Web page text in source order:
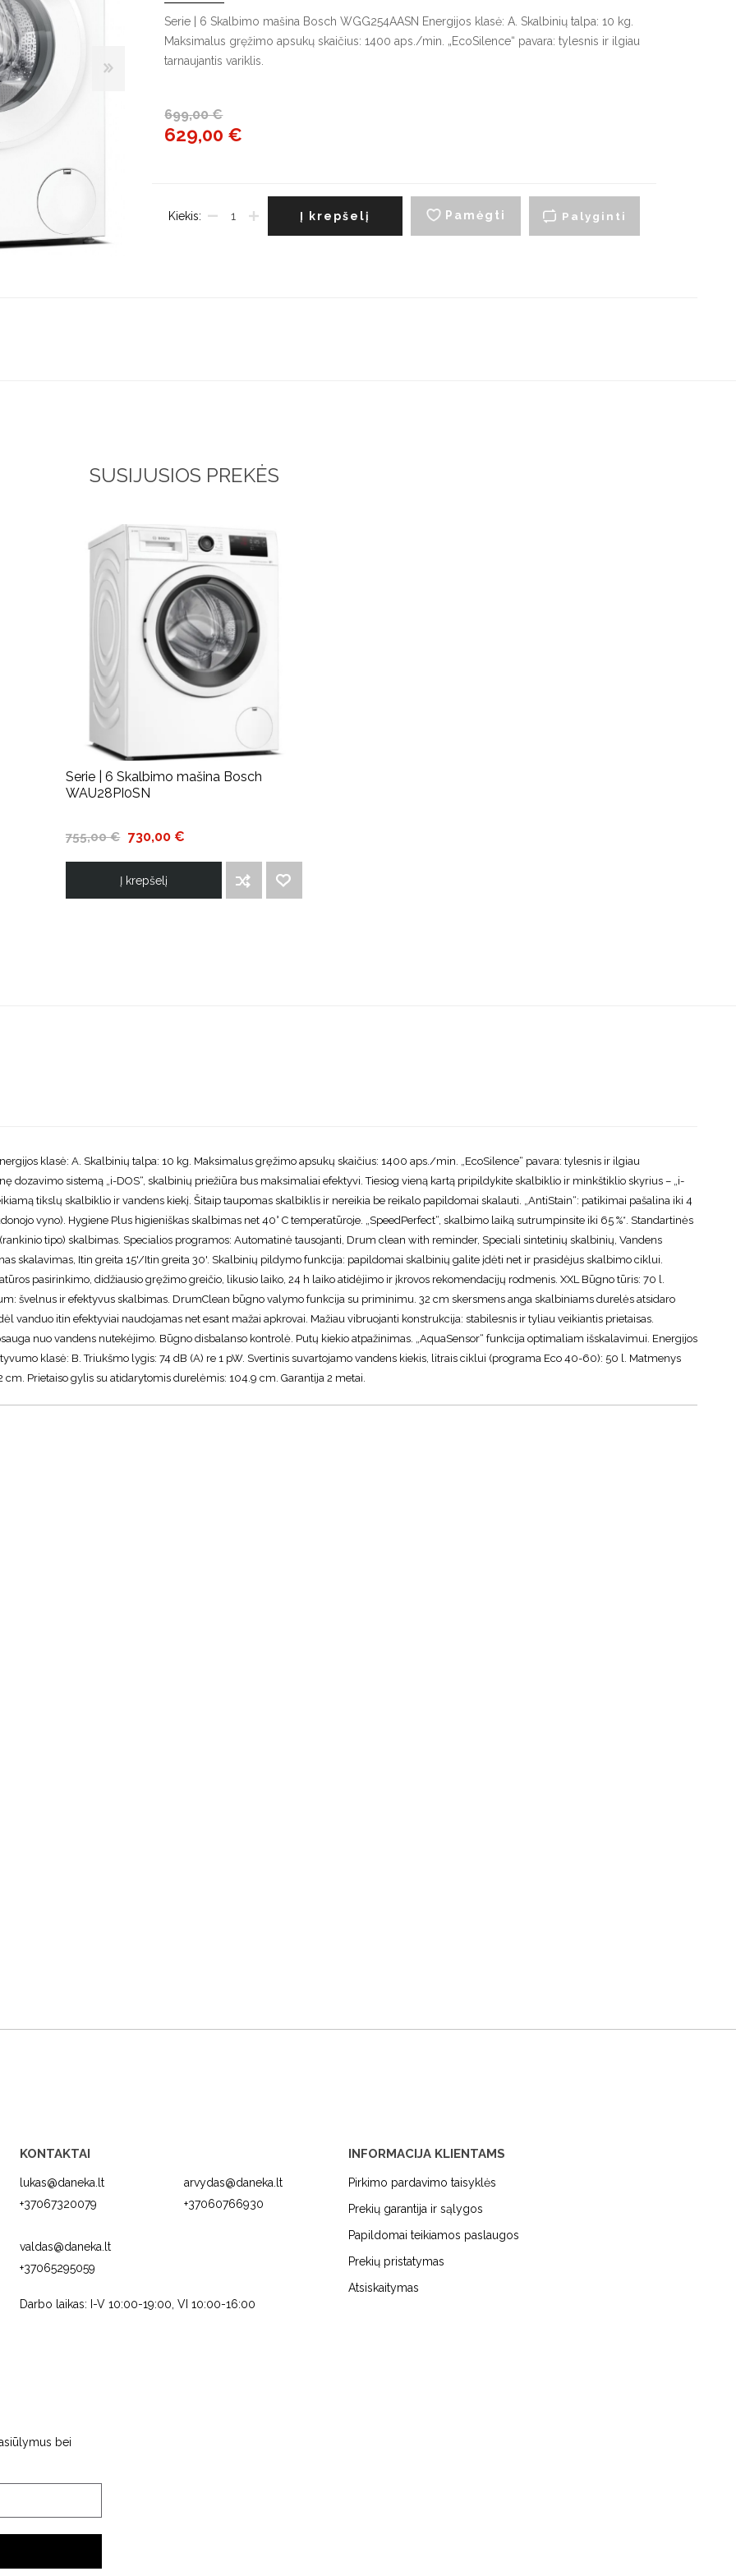
Indaplovės
Įmontuojamos indaplovės
Džiovyklės
Maišytuvai Plautuvės
Serie | 6 Skalbimo mašina Bosch WGG254AASN Energijos klasė: A. Skalbinių talpa: 10 kg.
Maksimalus gręžimo apsukų skaičius: 1400 aps./min. „EcoSilence“ pavara: tylesnis ir ilgiau
tarnaujantis variklis.
699,00 €
629,00 €
Kiekis: Pamėgti
Į krepšelį Palyginti
SUSIJUSIOS PREKĖS
Serie | 6 Skalbimo mašina Bosch
WAU28PI0SN
755,00 € 730,00 €
Į krepšelį
klasė: A. Skalbinių talpa: 10 kg. Maksimalus gręžimo apsukų skaičius: 1400 aps./min. „EcoSilence“ pavara: tylesnis ir ilgiau
dozavimo sistemą „i-DOS“, skalbinių priežiūra bus maksimaliai efektyvi. Tiesiog vieną kartą pripildykite skalbiklio ir minkštiklio skyrius – „i-
tikslų skalbiklio ir vandens kiekį. Šitaip taupomas skalbiklis ir nereikia be reikalo papildomai skalauti. „AntiStain“: patikimai pašalina iki 4
vyno). Hygiene Plus higieniškas skalbimas net 40° C temperatūroje. „SpeedPerfect“, skalbimo laiką sutrumpinsite iki 65 %*. Standartinės
tipo) skalbimas. Specialios programos: Automatinė tausojanti, Drum clean with reminder, Speciali sintetinių skalbinių, Vandens
skalavimas, Itin greita 15'/Itin greita 30'. Skalbinių pildymo funkcija: papildomai skalbinių galite įdėti net ir prasidėjus skalbimo ciklui.
pasirinkimo, didžiausio gręžimo greičio, likusio laiko, 24 h laiko atidėjimo ir įkrovos rekomendacijų rodmenis. XXL Būgno tūris: 70 l.
švelnus ir efektyvus skalbimas. DrumClean būgno valymo funkcija su priminimu. 32 cm skersmens anga skalbiniams durelės atsidaro
vanduo itin efektyviai naudojamas net esant mažai apkrovai. Mažiau vibruojanti konstrukcija: stabilesnis ir tyliau veikiantis prietaisas.
nuo vandens nutekėjimo. Būgno disbalanso kontrolė. Putų kiekio atpažinimas. „AquaSensor“ funkcija optimaliam išskalavimui. Energijos
klasė: B. Triukšmo lygis: 74 dB (A) re 1 pW. Svertinis suvartojamo vandens kiekis, litrais ciklui (programa Eco 40-60): 50 l. Matmenys
Prietaiso gylis su atidarytomis durelėmis: 104.9 cm. Garantija 2 metai.
KONTAKTAI
lukas@daneka.lt
+37067320079
arvydas@daneka.lt
+37060766930
valdas@daneka.lt
+37065295059
Darbo laikas: I-V 10:00-19:00, VI 10:00-16:00
INFORMACIJA KLIENTAMS
Pirkimo pardavimo taisyklės
Prekių garantija ir sąlygos
Papildomai teikiamos paslaugos
Prekių pristatymas
Atsiskaitymas
bei